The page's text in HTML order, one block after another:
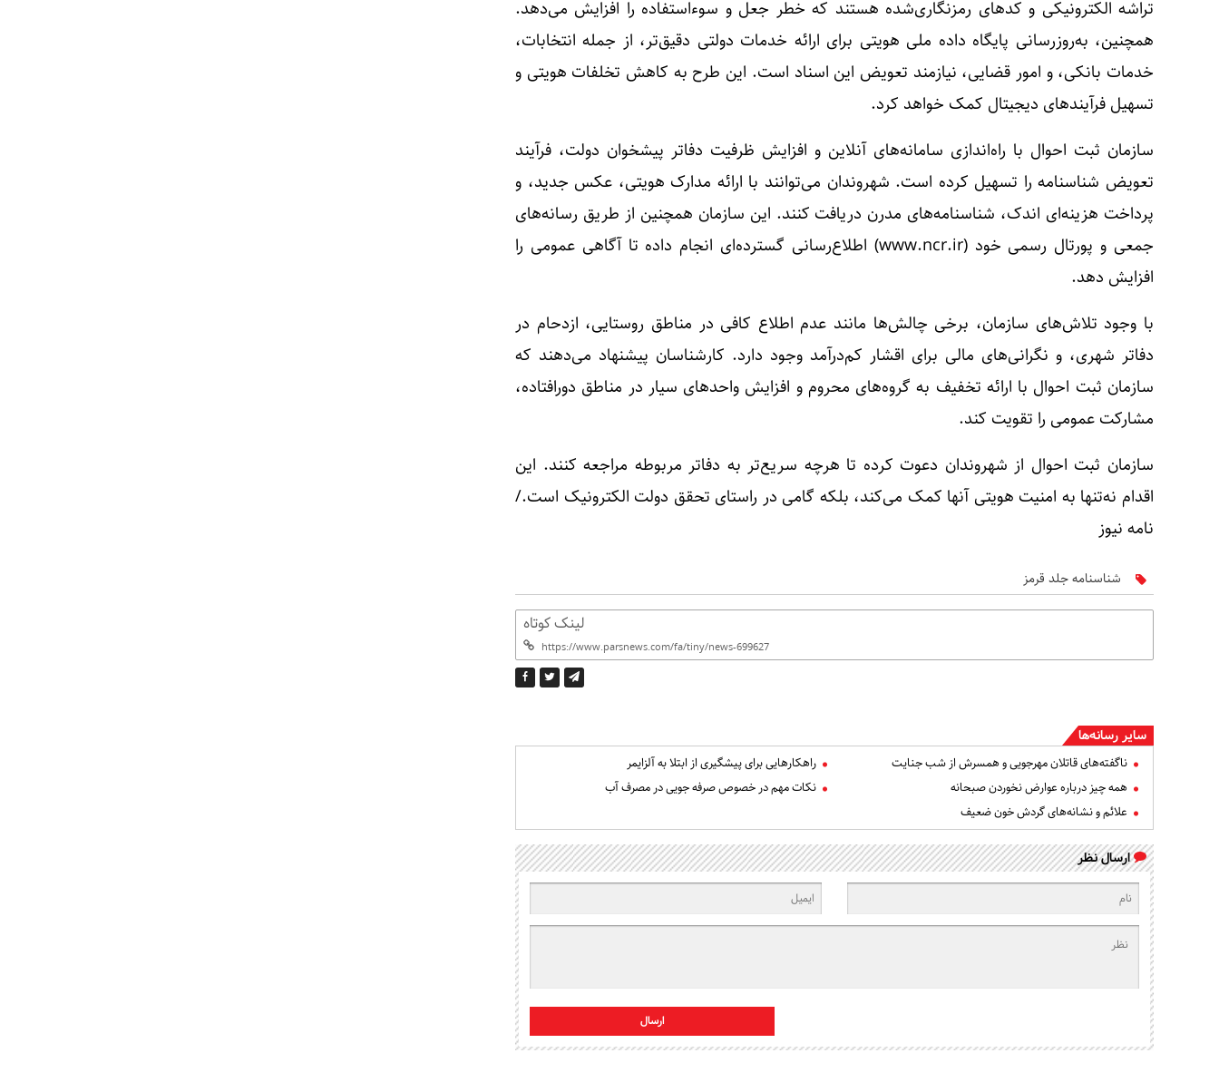
تراشه الکترونیکی و کد‌های رمزنگاری‌شده هستند که خطر جعل و سوء‌استفاده را افزایش می‌دهد.
همچنین، به‌روزرسانی پایگاه داده ملی هویتی برای ارائه خدمات دولتی دقیق‌تر، از جمله انتخابات،
خدمات بانکی، و امور قضایی، نیازمند تعویض این اسناد است. این طرح به کاهش تخلفات هویتی و
تسهیل فرآیند‌های دیجیتال کمک خواهد کرد.
سازمان ثبت احوال با راه‌اندازی سامانه‌های آنلاین و افزایش ظرفیت دفاتر پیشخوان دولت، فرآیند
تعویض شناسنامه را تسهیل کرده است. شهروندان می‌توانند با ارائه مدارک هویتی، عکس جدید، و
پرداخت هزینه‌ای اندک، شناسنامه‌های مدرن دریافت کنند. این سازمان همچنین از طریق رسانه‌های
جمعی و پورتال رسمی خود (www.ncr.ir) اطلاع‌رسانی گسترده‌ای انجام داده تا آگاهی عمومی را
افزایش دهد.
با وجود تلاش‌های سازمان، برخی چالش‌ها مانند عدم اطلاع کافی در مناطق روستایی، ازدحام در
دفاتر شهری، و نگرانی‌های مالی برای اقشار کم‌درآمد وجود دارد. کارشناسان پیشنهاد می‌دهند که
سازمان ثبت احوال با ارائه تخفیف به گروه‌های محروم و افزایش واحد‌های سیار در مناطق دورافتاده،
مشارکت عمومی را تقویت کند.
سازمان ثبت احوال از شهروندان دعوت کرده تا هرچه سریع‌تر به دفاتر مربوطه مراجعه کنند. این
اقدام نه‌تنها به امنیت هویتی آنها کمک می‌کند، بلکه گامی در راستای تحقق دولت الکترونیک است./
نامه نیوز
شناسنامه جلد قرمز
لینک کوتاه
سایر رسانه‌ها
ناگفته‌های قاتلان مهرجویی و همسرش از شب جنایت
راهکارهایی برای پیشگیری از ابتلا به آلزایمر
همه چیز درباره عوارض نخوردن صبحانه
نکات مهم در خصوص صرفه جویی در مصرف آب
علائم و نشانه‌های گردش خون ضعیف
ارسال نظر
ارسال